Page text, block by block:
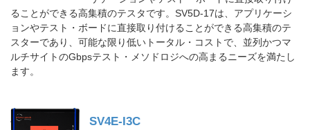
ることができる高集積のテスタです。SV5D-17は、アプリケーシ
ョンやテスト・ボードに直接取り付けることができる高集積のテ
スターであり、可能な限り低いトータル・コストで、並列かつマ
ルチサイトのGbpsテスト・メソドロジへの高まるニーズを満たし
ます。
SV4E-I3C